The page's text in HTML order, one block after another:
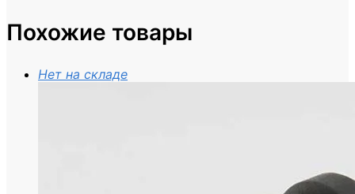
Похожие товары
Нет на складе